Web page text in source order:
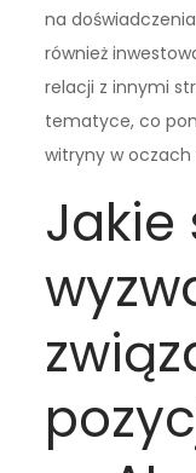
na
również
relacji z innymi
tematyce, co
witryny w oczach
Jakie